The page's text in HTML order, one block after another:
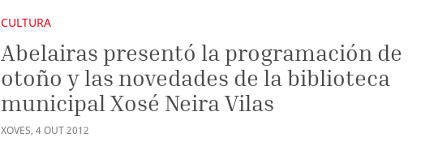
CULTURA
Abelairas presentó la programación de
otoño y las novedades de la biblioteca
municipal Xosé Neira Vilas
XOVES,4OUT2012